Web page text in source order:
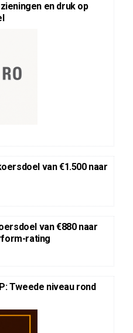
en druk op
van €1.500 naar
van €880 naar
rating
Tweede niveau rond